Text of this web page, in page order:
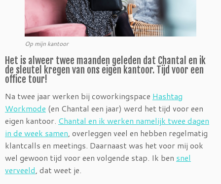
Op mijn kantoor
Het is alweer twee maanden geleden dat Chantal en ik
de sleutel kregen van ons eigen kantoor. Tijd voor een
office tour!
Na twee jaar werken bij coworkingspace Hashtag
Workmode (en Chantal een jaar) werd het tijd voor een
eigen kantoor. Chantal en ik werken namelijk twee dagen
in de week samen , overleggen veel en hebben regelmatig
klantcalls en meetings. Daarnaast was het voor mij ook
wel gewoon tijd voor een volgende stap. Ik ben snel
verveeld , dat weet je.